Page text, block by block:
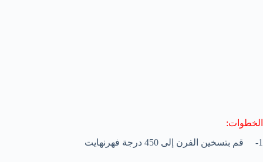
الخطوات:
1- قم بتسخين الفرن إلى 450 درجة فهرنهايت